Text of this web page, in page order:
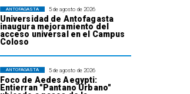
5 de agosto de 2026
Universidad de Antofagasta
inaugura mejoramiento del
acceso universal en el Campus
Coloso
ANTOFAGASTA
5 de agosto de 2026
Foco de Aedes Aegypti:
Entierran "Pantano Urbano"
ANTOFAGASTA